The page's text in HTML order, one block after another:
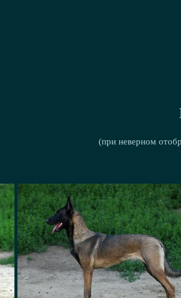
(при неверном